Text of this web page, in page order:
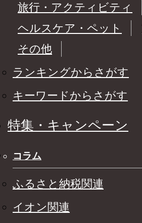
旅行・アクティビティ
ヘルスケア・ペット
その他
ランキングからさがす
キーワードからさがす
特集・キャンペーン
コラム
ふるさと納税関連
イオン関連